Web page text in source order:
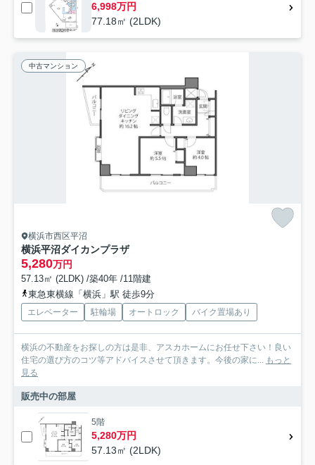
6,998万円
77.18㎡ (2LDK)
中古マンション
横浜市西区平沼
横浜平沼ダイカンプラザ
5,280万円
57.13㎡ (2LDK) /築40年 /11階建
東急東横線「横浜」駅 徒歩9分
エレベーター 駐輪場 オートロック バイク置場あり
横浜の不動産をお探しの方は是非、アスカホームにお任せ下さい！良い
住宅の選び方のコツ等アドバイスさせて頂きます。今後の家に... もっと
見る
販売中の部屋
5階
5,280万円
57.13㎡ (2LDK)